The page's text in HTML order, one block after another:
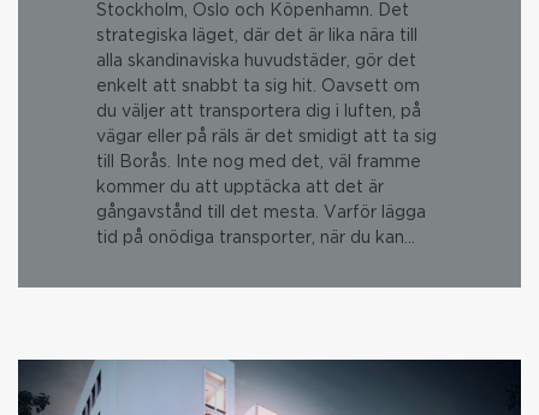
Stockholm, Oslo och Köpenhamn. Det
strategiska läget, där det är lika nära till
alla skandinaviska huvudstäder, gör det
enkelt att snabbt ta sig hit. Oavsett om
du väljer att transportera dig i luften, på
vägar eller på räls är det smidigt att ta sig
till Borås. Inte nog med det, väl framme
kommer du att upptäcka att det är
gångavstånd till det mesta. Varför lägga
tid på onödiga transporter, när du kan…